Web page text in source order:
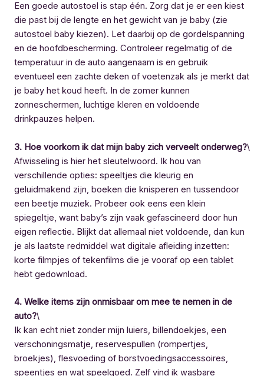
Een goede autostoel is stap één. Zorg dat je er een kiest
die past bij de lengte en het gewicht van je baby (zie
autostoel baby kiezen). Let daarbij op de gordelspanning
en de hoofdbescherming. Controleer regelmatig of de
temperatuur in de auto aangenaam is en gebruik
eventueel een zachte deken of voetenzak als je merkt dat
je baby het koud heeft. In de zomer kunnen
zonneschermen, luchtige kleren en voldoende
drinkpauzes helpen.
3. Hoe voorkom ik dat mijn baby zich verveelt onderweg?\
Afwisseling is hier het sleutelwoord. Ik hou van
verschillende opties: speeltjes die kleurig en
geluidmakend zijn, boeken die knisperen en tussendoor
een beetje muziek. Probeer ook eens een klein
spiegeltje, want baby’s zijn vaak gefascineerd door hun
eigen reflectie. Blijkt dat allemaal niet voldoende, dan kun
je als laatste redmiddel wat digitale afleiding inzetten:
korte filmpjes of tekenfilms die je vooraf op een tablet
hebt gedownload.
4. Welke items zijn onmisbaar om mee te nemen in de
auto?\
Ik kan echt niet zonder mijn luiers, billendoekjes, een
verschoningsmatje, reservespullen (rompertjes,
broekjes), flesvoeding of borstvoedingsaccessoires,
speentjes en wat speelgoed. Zelf vind ik wasbare